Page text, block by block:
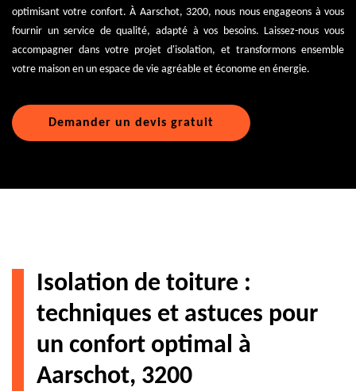
optimisant votre confort. À Aarschot, 3200, nous nous engageons à vous
fournir un service de qualité, adapté à vos besoins. Laissez-nous vous
accompagner dans votre projet d'isolation, et transformons ensemble
votre maison en un espace de vie agréable et économe en énergie.
Demander un devis gratuit
Isolation de toiture :
techniques et astuces pour
un confort optimal à
Aarschot, 3200